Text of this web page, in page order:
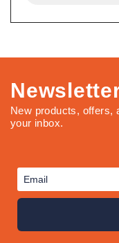
New products, offers,
your inbox.